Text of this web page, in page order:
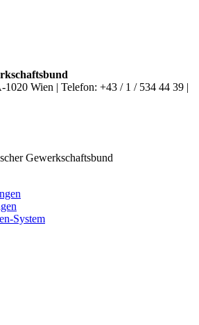
1020 Wien | Telefon: +43 / 1 / 534 44 39 |
Gewerkschaftsbund
System